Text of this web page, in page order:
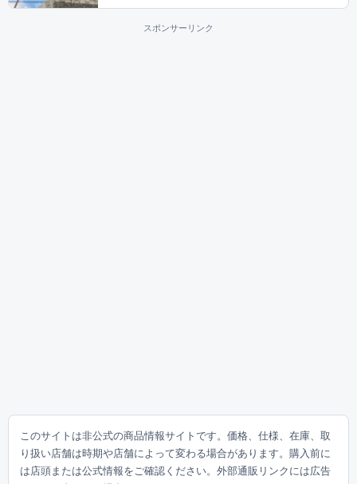
スポンサーリンク
このサイトは非公式の商品情報サイトです。価格、仕様、在庫、取
り扱い店舗は時期や店舗によって変わる場合があります。購入前に
は店頭または公式情報をご確認ください。外部通販リンクには広告